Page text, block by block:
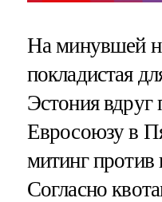
На минувшей
покладистая
Эстония вдруг
Евросоюзу в
митинг против
Согласно